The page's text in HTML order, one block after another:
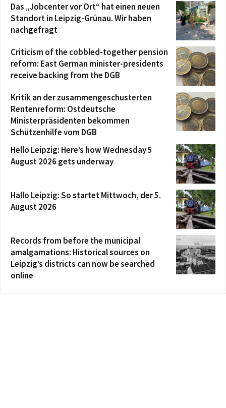
Das „Jobcenter vor Ort“ hat einen neuen
Standort in Leipzig-Grünau. Wir haben
nachgefragt
Criticism of the cobbled-together pension
reform: East German minister-presidents
receive backing from the DGB
Kritik an der zusammengeschusterten
Rentenreform: Ostdeutsche
Ministerpräsidenten bekommen
Schützenhilfe vom DGB
Hello Leipzig: Here’s how Wednesday 5
August 2026 gets underway
Hallo Leipzig: So startet Mittwoch, der 5.
August 2026
Records from before the municipal
amalgamations: Historical sources on
Leipzig’s districts can now be searched
online